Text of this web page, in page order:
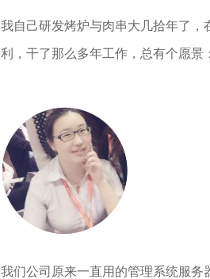
我自己研发烤炉与肉串大几拾年了，
利，干了那么多年工作，总有个愿景
我们公司原来一直用的管理系统服务